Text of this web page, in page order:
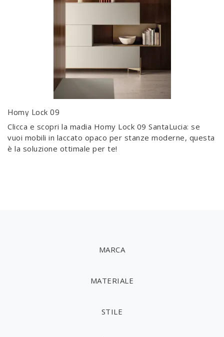
Homy Lock 09
Clicca e scopri la madia Homy Lock 09 SantaLucia: se
vuoi mobili in laccato opaco per stanze moderne, questa
è la soluzione ottimale per te!
MARCA
MATERIALE
STILE